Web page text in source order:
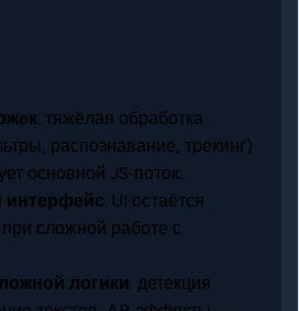
: тяжёлая обработка
распознавание, трекинг)
основной JS‑поток.
: UI остаётся
сложной работе с
логики: детекция